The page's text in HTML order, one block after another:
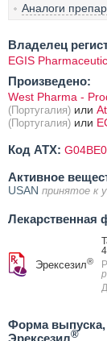
Аналоги
Владелец
EGIS
Произведено:
West Pharma -
(Португалия) или
(Португалия) или
Код ATX:
Активное
USAN принятое к
Лекарственная
Эрексезил®
Форма выпуска,
®